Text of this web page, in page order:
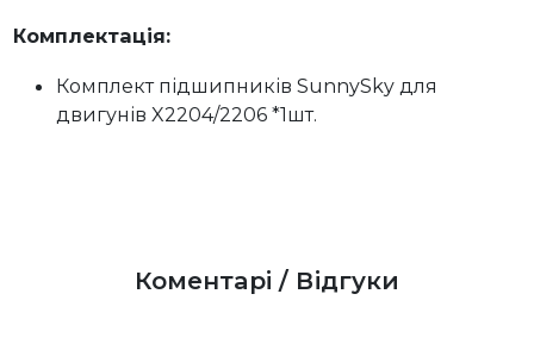
Комплектація:
Комплект підшипників SunnySky для
двигунів X2204/2206 *1шт.
Коментарі / Відгуки